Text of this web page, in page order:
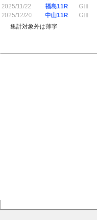
2025/11/22
福島11R GⅢ
2025/12/20
中山11R GⅢ
集計対象外は薄字